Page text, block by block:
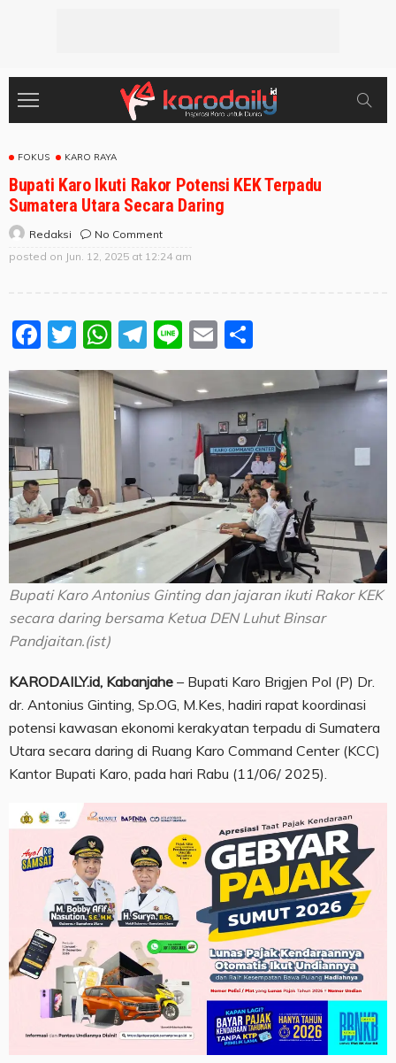
FOKUS KARO RAYA
Bupati Karo Ikuti Rakor Potensi KEK Terpadu
Sumatera Utara Secara Daring
Redaksi
No Comment
posted on Jun. 12, 2025 at 12:24 am
Facebook
Twitter
WhatsApp
Telegram
LineEmail
Bupati Karo Antonius Ginting dan jajaran ikuti Rakor KEK
secara daring bersama Ketua DEN Luhut Binsar
Pandjaitan.(ist)
KARODAILY.id, Kabanjahe – Bupati Karo Brigjen Pol (P) Dr.
dr. Antonius Ginting, Sp.OG, M.Kes, hadiri rapat koordinasi
potensi kawasan ekonomi kerakyatan terpadu di Sumatera
Utara secara daring di Ruang Karo Command Center (KCC)
Kantor Bupati Karo, pada hari Rabu (11/06/ 2025).